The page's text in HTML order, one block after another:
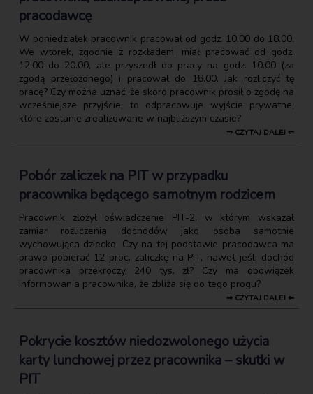
pracodawcę
W poniedziałek pracownik pracował od godz. 10.00 do 18.00.
We wtorek, zgodnie z rozkładem, miał pracować od godz.
12.00 do 20.00, ale przyszedł do pracy na godz. 10.00 (za
zgodą przełożonego) i pracował do 18.00. Jak rozliczyć tę
pracę? Czy można uznać, że skoro pracownik prosił o zgodę na
wcześniejsze przyjście, to odpracowuje wyjście prywatne,
które zostanie zrealizowane w najbliższym czasie?
⇒ CZYTAJ DALEJ ⇐
Pobór zaliczek na PIT w przypadku
pracownika będącego samotnym rodzicem
Pracownik złożył oświadczenie PIT-2, w którym wskazał
zamiar rozliczenia dochodów jako osoba samotnie
wychowująca dziecko. Czy na tej podstawie pracodawca ma
prawo pobierać 12-proc. zaliczkę na PIT, nawet jeśli dochód
pracownika przekroczy 240 tys. zł? Czy ma obowiązek
informowania pracownika, że zbliża się do tego progu?
⇒ CZYTAJ DALEJ ⇐
Pokrycie kosztów niedozwolonego użycia
karty lunchowej przez pracownika – skutki w
PIT